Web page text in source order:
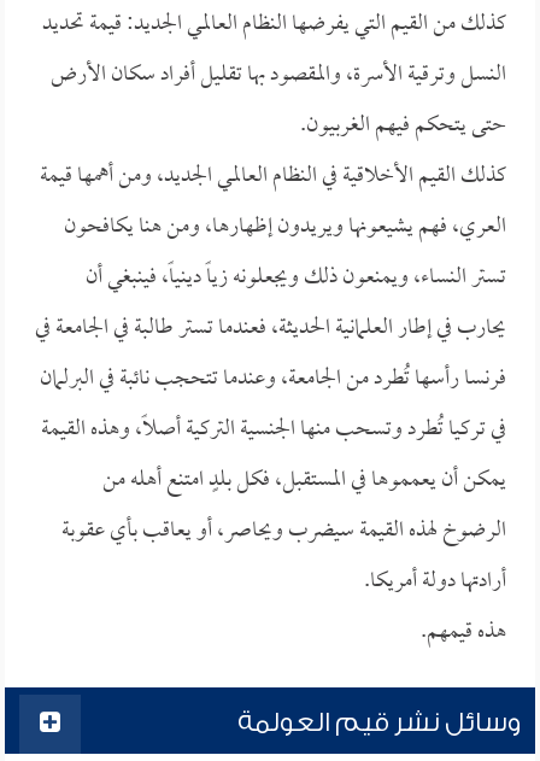
كذلك من القيم التي يفرضها النظام العالمي الجديد: قيمة تحديد
النسل وترقية الأسرة، والمقصود بها تقليل أفراد سكان الأرض
حتى يتحكم فيهم الغربيون.
كذلك القيم الأخلاقية في النظام العالمي الجديد، ومن أهمها قيمة
العري، فهم يشيعونها ويريدون إظهارها، ومن هنا يكافحون
تستر النساء، ويمنعون ذلك ويجعلونه زياً دينياً، فينبغي أن
يحارب في إطار العلمانية الحديثة، فعندما تستر طالبة في الجامعة في
فرنسا رأسها تُطرد من الجامعة، وعندما تتحجب نائبة في البرلمان
في تركيا تُطرد وتسحب منها الجنسية التركية أصلاً، وهذه القيمة
يمكن أن يعمموها في المستقبل، فكل بلدٍ امتنع أهله من
الرضوخ لهذه القيمة سيضرب ويحاصر، أو يعاقب بأي عقوبة
أرادتها دولة أمريكا.
هذه قيمهم.
وسائل نشر قيم العولمة